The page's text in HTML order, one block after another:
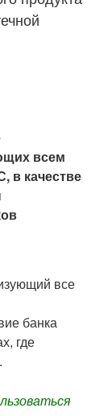
всем
в качестве
все
банка
где